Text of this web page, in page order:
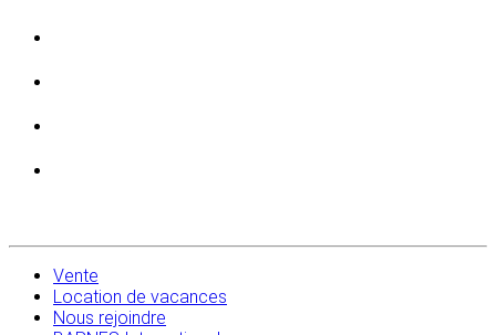
Vente
Location de vacances
Nous rejoindre